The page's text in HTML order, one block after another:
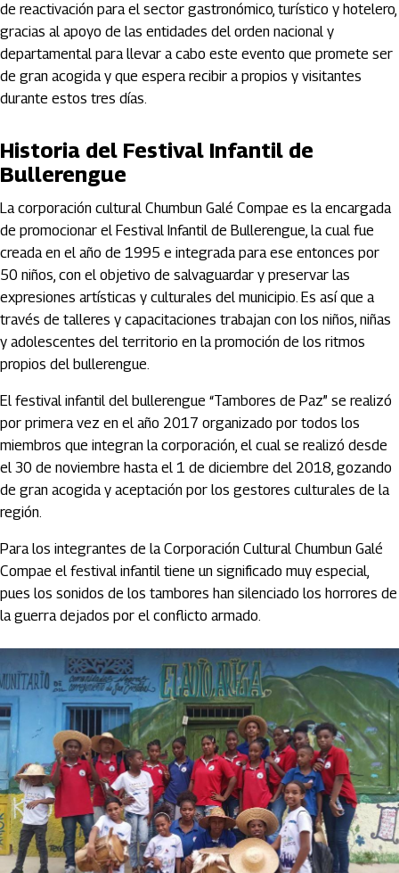
de reactivación para el sector gastronómico, turístico y hotelero,
gracias al apoyo de las entidades del orden nacional y
departamental para llevar a cabo este evento que promete ser
de gran acogida y que espera recibir a propios y visitantes
durante estos tres días.
Historia del Festival Infantil de
Bullerengue
La corporación cultural Chumbun Galé Compae es la encargada
de promocionar el Festival Infantil de Bullerengue, la cual fue
creada en el año de 1995 e integrada para ese entonces por
50 niños, con el objetivo de salvaguardar y preservar las
expresiones artísticas y culturales del municipio. Es así que a
través de talleres y capacitaciones trabajan con los niños, niñas
y adolescentes del territorio en la promoción de los ritmos
propios del bullerengue.
El festival infantil del bullerengue “Tambores de Paz” se realizó
por primera vez en el año 2017 organizado por todos los
miembros que integran la corporación, el cual se realizó desde
el 30 de noviembre hasta el 1 de diciembre del 2018, gozando
de gran acogida y aceptación por los gestores culturales de la
región.
Para los integrantes de la Corporación Cultural Chumbun Galé
Compae el festival infantil tiene un significado muy especial,
pues los sonidos de los tambores han silenciado los horrores de
la guerra dejados por el conflicto armado.